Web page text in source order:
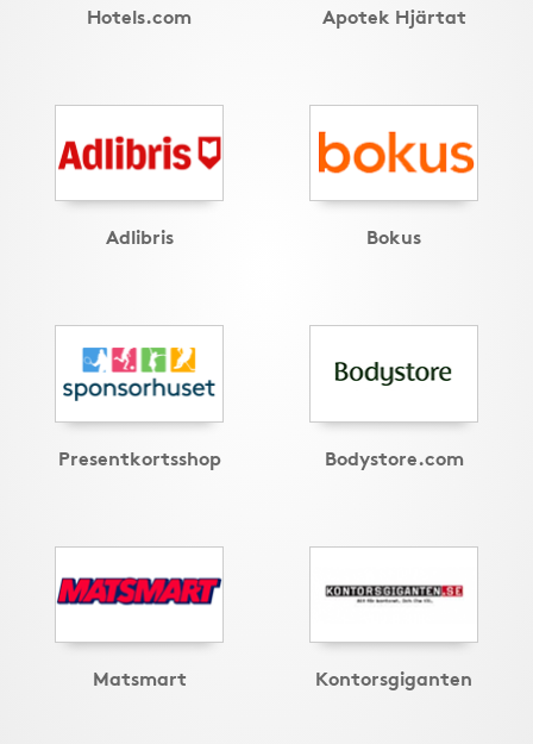
Hotels.com Apotek Hjärtat
Adlibris Bokus
Presentkortsshop Bodystore.com
Matsmart Kontorsgiganten